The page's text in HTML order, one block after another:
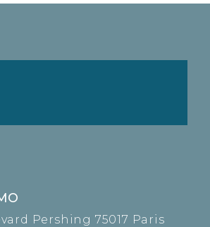
Pershing 75017 Paris